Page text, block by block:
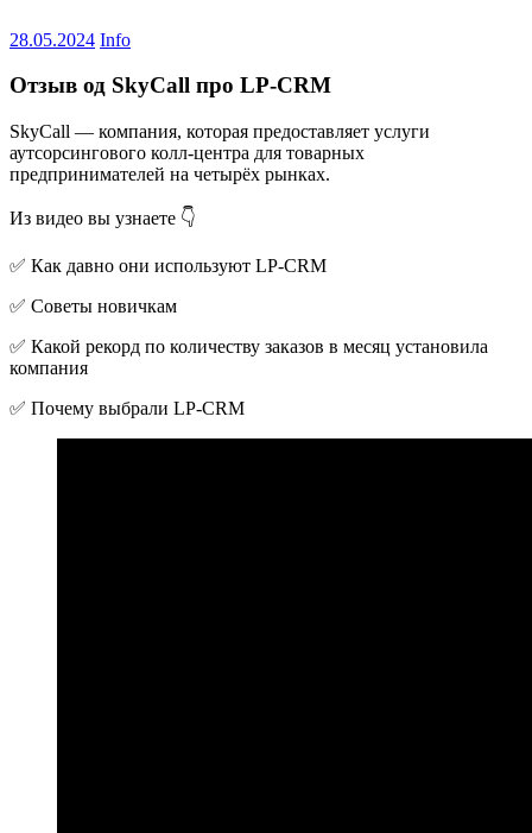
28.05.2024 Info
Отзыв од SkyCall про LP-CRM
SkyCall — компания, которая предоставляет услуги
аутсорсингового колл-центра для товарных
предпринимателей на четырёх рынках.
Из видео вы узнаете 👇
✅ Как давно они используют LP-CRM
✅ Советы новичкам
✅ Какой рекорд по количеству заказов в месяц установила
компания
✅ Почему выбрали LP-CRM